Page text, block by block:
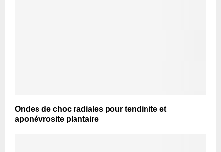
Ondes de choc radiales pour tendinite et
aponévrosite plantaire